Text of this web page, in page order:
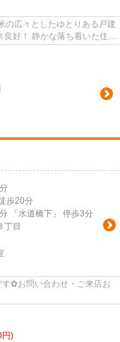
広々としたゆとりある戸建
好！ 静かな落ち着いた住環
歩20分
「水道橋下」 停歩3分
丁目
✿お問い合わせ・ご来店お
円)